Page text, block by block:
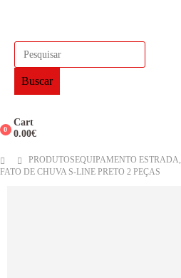
Buscar
0
Cart
0.00€
PRODUTOSEQUIPAMENTO ESTRADA,
FATO DE CHUVA S-LINE PRETO 2 PEÇAS